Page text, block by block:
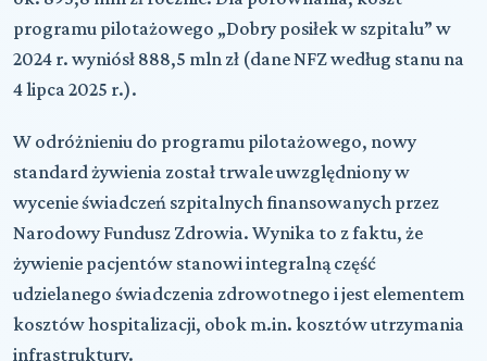
programu pilotażowego „Dobry posiłek w szpitalu” w
2024 r. wyniósł 888,5 mln zł (dane NFZ według stanu na
4 lipca 2025 r.).
W odróżnieniu do programu pilotażowego, nowy
standard żywienia został trwale uwzględniony w
wycenie świadczeń szpitalnych finansowanych przez
Narodowy Fundusz Zdrowia. Wynika to z faktu, że
żywienie pacjentów stanowi integralną część
udzielanego świadczenia zdrowotnego i jest elementem
kosztów hospitalizacji, obok m.in. kosztów utrzymania
infrastruktury.